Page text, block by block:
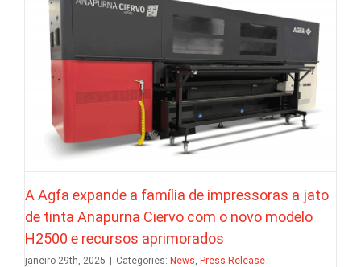
News Press Release
A Agfa expande a família de impressoras a jato
de tinta Anapurna Ciervo com o novo modelo
H2500 e recursos aprimorados
janeiro 29th, 2025 | Categories: News Press Release